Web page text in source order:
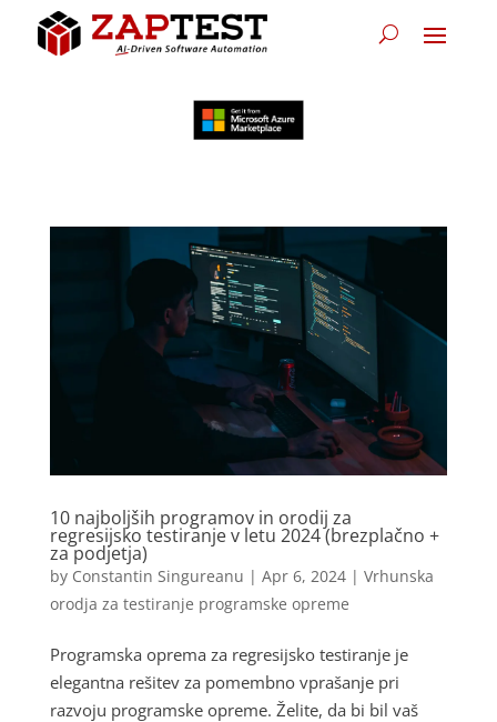
10 najboljših programov in orodij za
regresijsko testiranje v letu 2024 (brezplačno +
za podjetja)
by Constantin Singureanu | Apr 6, 2024| Vrhunska
orodja za testiranje programske opreme
Programska oprema za regresijsko testiranje je
elegantna rešitev za pomembno vprašanje pri
razvoju programske opreme. Želite, da bi bil vaš